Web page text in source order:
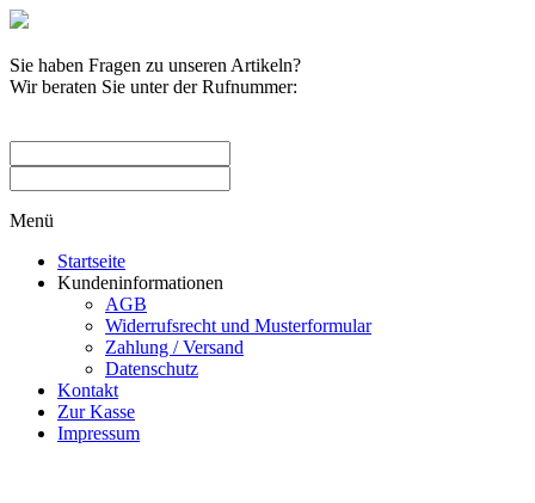
Sie haben Fragen zu unseren Artikeln?
Wir beraten Sie unter der Rufnummer:
Menü
Startseite
Kundeninformationen
AGB
Widerrufsrecht und Musterformular
Zahlung / Versand
Datenschutz
Kontakt
Zur Kasse
Impressum